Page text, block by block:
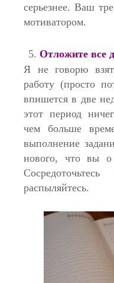
серьезнее. Ваш
мотиватором.
Отложите все
Я не говорю
работу (просто
впишется в две
этот период
чем больше
выполнение
нового, что вы
распыляйтесь.